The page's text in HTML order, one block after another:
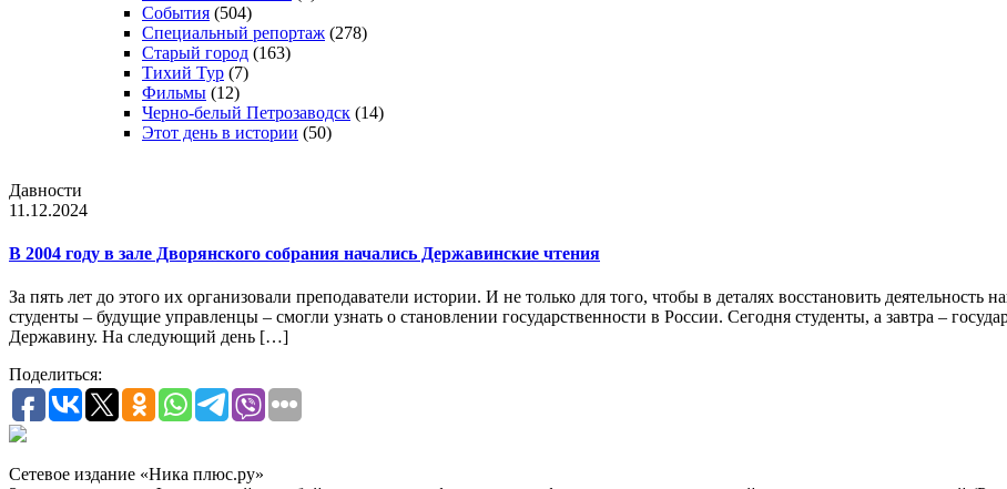
События (504)
Специальный репортаж (278)
Старый город (163)
Тихий Тур (7)
Фильмы (12)
Черно-белый Петрозаводск (14)
Этот день в истории (50)
Давности
11.12.2024
В 2004 году в зале Дворянского собрания начались Державинские чтения
За пять лет до этого их организовали преподаватели истории. И не только для того, чтобы в деталях восстановить
студенты – будущие управленцы – смогли узнать о становлении государственности в России. Сегодня студенты, а завтра –
Державину. На следующий день […]
Поделиться:
Сетевое издание «Ника плюс.ру»